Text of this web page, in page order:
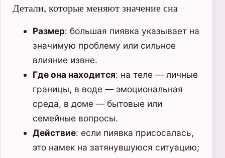
Детали, которые меняют значение сна
Размер: большая пиявка указывает на
значимую проблему или сильное
влияние извне.
Где она находится: на теле — личные
границы, в воде — эмоциональная
среда, в доме — бытовые или
семейные вопросы.
Действие: если пиявка присосалась,
это намек на затянувшуюся ситуацию;